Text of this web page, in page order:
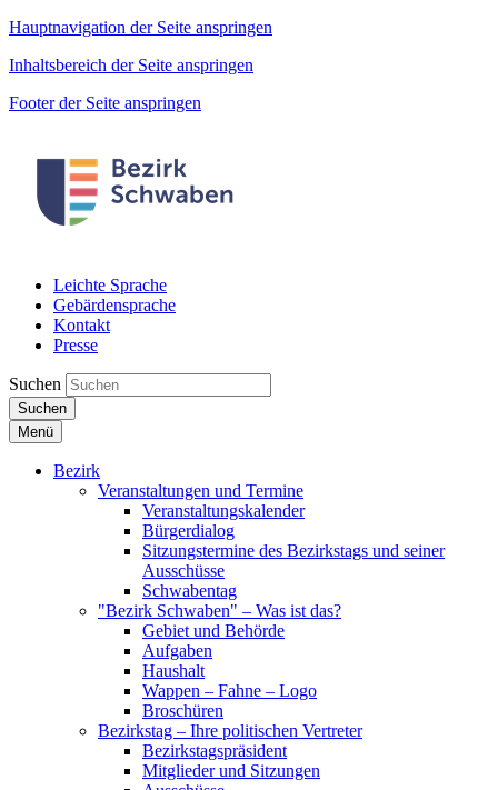
Hauptnavigation der Seite anspringen
Inhaltsbereich der Seite anspringen
Footer der Seite anspringen
Leichte Sprache
Gebärdensprache
Kontakt
Presse
Suchen
Suchen
Menü
Bezirk
Veranstaltungen und Termine
Veranstaltungskalender
Bürgerdialog
Sitzungstermine des Bezirkstags und seiner
Ausschüsse
Schwabentag
"Bezirk Schwaben" – Was ist das?
Gebiet und Behörde
Aufgaben
Haushalt
Wappen – Fahne – Logo
Broschüren
Bezirkstag – Ihre politischen Vertreter
Bezirkstagspräsident
Mitglieder und Sitzungen